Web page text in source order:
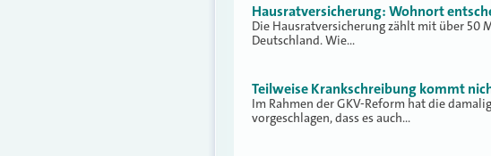
Hausratversicherung: Wohnort
Die Hausratversicherung zählt mit über 50
Deutschland. Wie…
Teilweise Krankschreibung kommt
Im Rahmen der GKV-Reform hat die
vorgeschlagen, dass es auch…